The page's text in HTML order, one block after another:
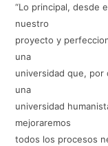
“Lo principal, desde
nuestro
proyecto y
una
universidad que, por
una
universidad
mejoraremos
todos los procesos